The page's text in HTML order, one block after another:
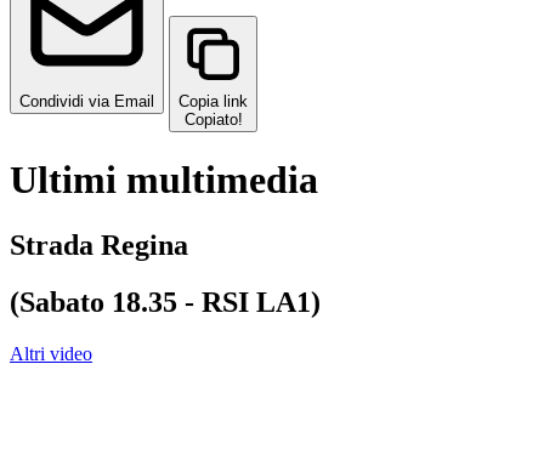
Condividi via Email
Copia link
Copiato!
Ultimi multimedia
Strada Regina
(Sabato 18.35 - RSI LA1)
Altri video